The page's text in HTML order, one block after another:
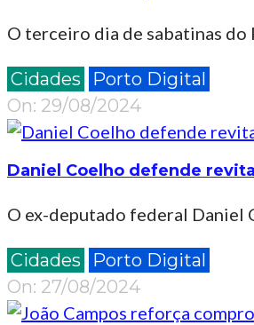
O terceiro dia de sabatinas do
2024-
08-
29
Cidades
Porto Digital
On: 29/08/2024
Daniel Coelho defende
O ex-deputado federal Daniel
2024-
08-
27
Cidades
Porto Digital
On: 27/08/2024